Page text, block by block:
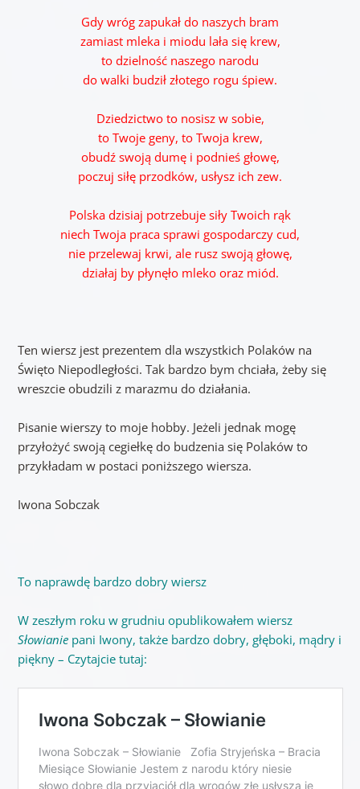
Gdy wróg zapukał do naszych bram
zamiast mleka i miodu lała się krew,
to dzielność naszego narodu
do walki budził złotego rogu śpiew.
Dziedzictwo to nosisz w sobie,
to Twoje geny, to Twoja krew,
obudź swoją dumę i podnieś głowę,
poczuj siłę przodków, usłysz ich zew.
Polska dzisiaj potrzebuje siły Twoich rąk
niech Twoja praca sprawi gospodarczy cud,
nie przelewaj krwi, ale rusz swoją głowę,
działaj by płynęło mleko oraz miód.
Ten wiersz jest prezentem dla wszystkich Polaków na
Święto Niepodległości. Tak bardzo bym chciała, żeby się
wreszcie obudzili z marazmu do działania.
Pisanie wierszy to moje hobby. Jeżeli jednak mogę
przyłożyć swoją cegiełkę do budzenia się Polaków to
przykładam w postaci poniższego wiersza.
Iwona Sobczak
To naprawdę bardzo dobry wiersz
W zeszłym roku w grudniu opublikowałem wiersz
Słowianiepani Iwony, także bardzo dobry, głęboki, mądry i
piękny – Czytajcie tutaj: